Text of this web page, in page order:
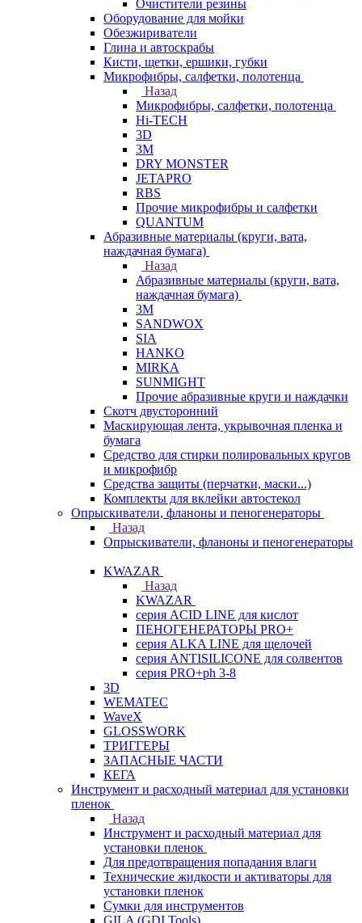
Очистители резины
Оборудование для мойки
Обезжириватели
Глина и автоскрабы
Кисти, щетки, ершики, губки
Микрофибры, салфетки, полотенца
Назад
Микрофибры, салфетки, полотенца
Hi-TECH
3D
3М
DRY MONSTER
JETAPRO
RBS
Прочие микрофибры и салфетки
QUANTUM
Абразивные материалы (круги, вата,
наждачная бумага)
Назад
Абразивные материалы (круги, вата,
наждачная бумага)
3М
SANDWOX
SIA
HANKO
MIRKA
SUNMIGHT
Прочие абразивные круги и наждачки
Скотч двусторонний
Маскирующая лента, укрывочная пленка и
бумага
Средство для стирки полировальных кругов
и микрофибр
Средства защиты (перчатки, маски...)
Комплекты для вклейки автостекол
Опрыскиватели, фланоны и пеногенераторы
Назад
Опрыскиватели, фланоны и пеногенераторы
KWAZAR
Назад
KWAZAR
серия ACID LINE для кислот
ПЕНОГЕНЕРАТОРЫ PRO+
серия ALKA LINE для щелочей
серия ANTISILICONE для солвентов
серия PRO+ph 3-8
3D
WEMATEC
WaveX
GLOSSWORK
ТРИГГЕРЫ
ЗАПАСНЫЕ ЧАСТИ
КЕГА
Инструмент и расходный материал для установки
пленок
Назад
Инструмент и расходный материал для
установки пленок
Для предотвращения попадания влаги
Технические жидкости и активаторы для
установки пленок
Сумки для инструментов
GILA (GDI Tools)